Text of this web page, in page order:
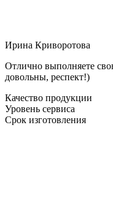
Ирина Криворотова
Отлично выполняете
довольны, респект!)
Качество продукции
Уровень сервиса
Срок изготовления